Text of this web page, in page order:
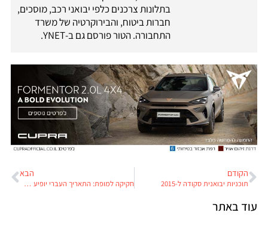
בתלונות צרכנים כלפי יבואני רכב, מוסכים,
חברות ביטוח, והבירוקרטיה של משרד
התחבורה. הטור פורסם גם ב-YNET.
הקודם
תוכניות יבואנית סקודה ל-2015
הבא
חקיקה למופת: התאריך העברי יופיע ברישיון הנהיגה
עוד באתר